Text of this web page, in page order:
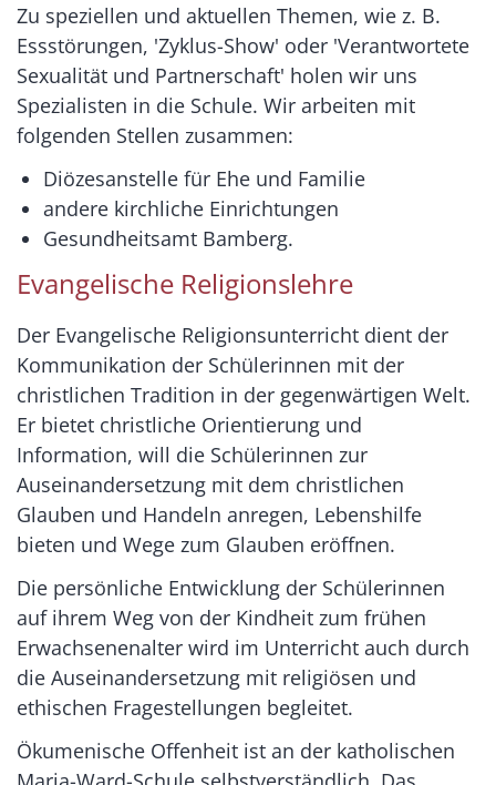
Zu speziellen und aktuellen Themen, wie z. B.
Essstörungen, 'Zyklus-Show' oder 'Verantwortete
Sexualität und Partnerschaft' holen wir uns
Spezialisten in die Schule. Wir arbeiten mit
folgenden Stellen zusammen:
Diözesanstelle für Ehe und Familie
andere kirchliche Einrichtungen
Gesundheitsamt Bamberg.
Evangelische Religionslehre
Der Evangelische Religionsunterricht dient der
Kommunikation der Schülerinnen mit der
christlichen Tradition in der gegenwärtigen Welt.
Er bietet christliche Orientierung und
Information, will die Schülerinnen zur
Auseinandersetzung mit dem christlichen
Glauben und Handeln anregen, Lebenshilfe
bieten und Wege zum Glauben eröffnen.
Die persönliche Entwicklung der Schülerinnen
auf ihrem Weg von der Kindheit zum frühen
Erwachsenenalter wird im Unterricht auch durch
die Auseinandersetzung mit religiösen und
ethischen Fragestellungen begleitet.
Ökumenische Offenheit ist an der katholischen